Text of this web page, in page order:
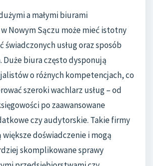
a małymi biurami
Nowym Sączu może mieć istotny
świadczonych usług oraz sposób
Duże biura często dysponują
o różnych kompetencjach, co
szeroki wachlarz usług – od
po zaawansowane
czy audytorskie. Takie firmy
większe doświadczenie i mogą
skomplikowane sprawy